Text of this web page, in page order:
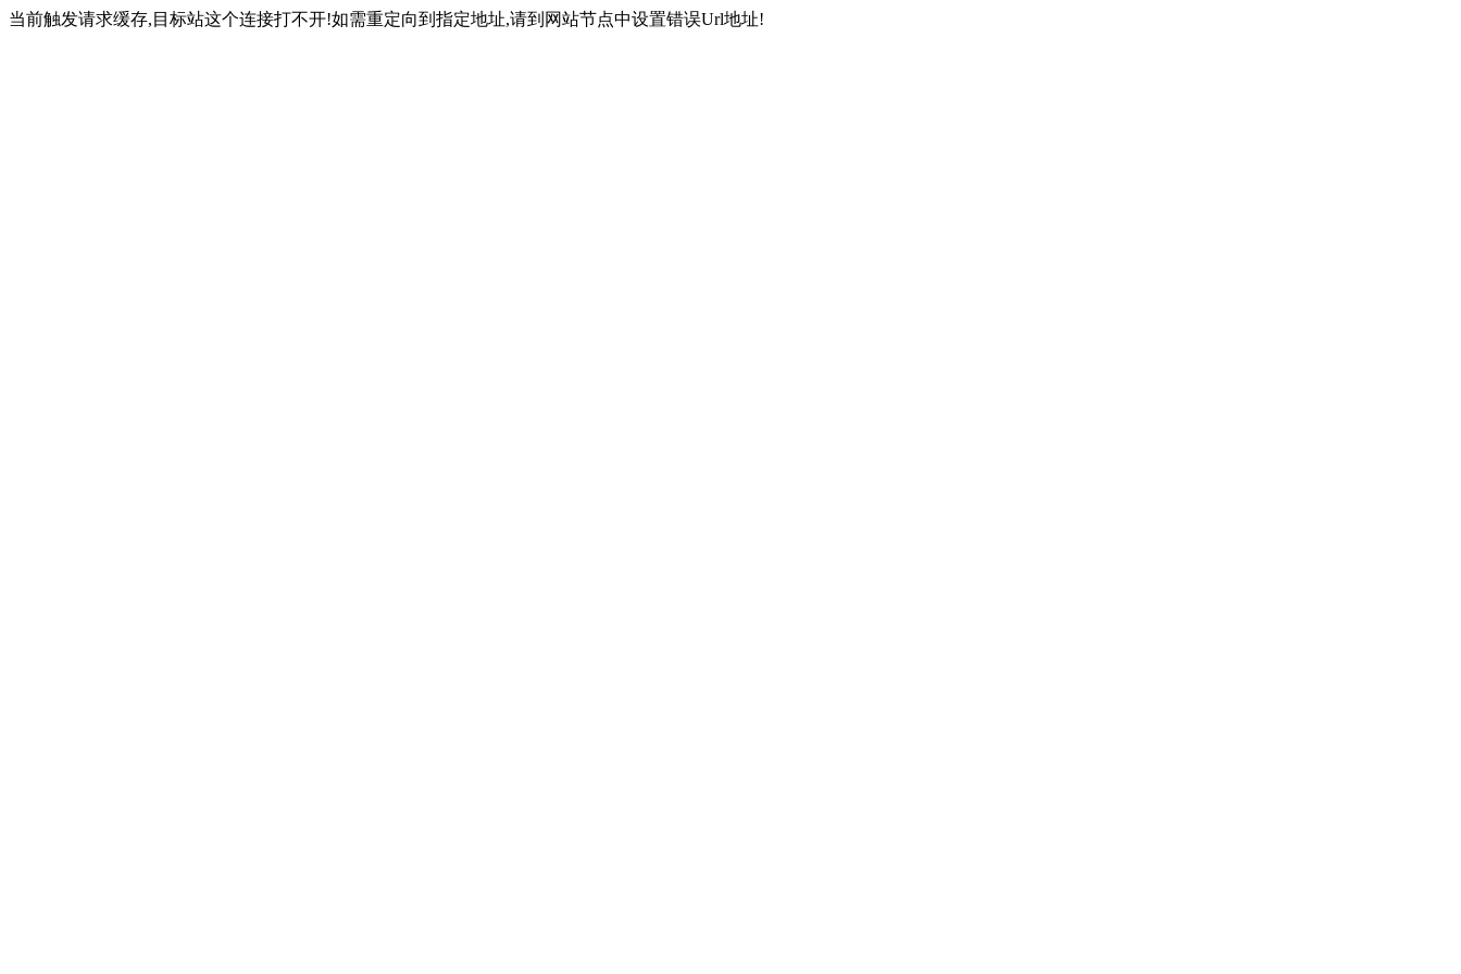
当前触发请求缓存,目标站这个连接打不开!如需重定向到指定地址,请到网站节点中设置错误Url地址!